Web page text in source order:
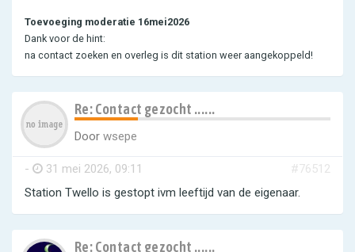
Toevoeging moderatie 16mei2026
Dank voor de hint:
na contact zoeken en overleg is dit station weer aangekoppeld!
Re: Contact gezocht ......
Door wsepe
- 31 mei 2026, 09:11
#76512
Station Twello is gestopt ivm leeftijd van de eigenaar.
Re: Contact gezocht ......